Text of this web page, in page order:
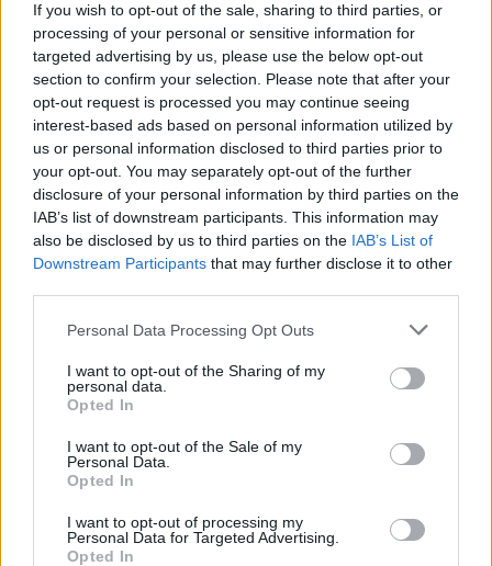
If you wish to opt-out of the sale, sharing to third parties, or
processing of your personal or sensitive information for
targeted advertising by us, please use the below opt-out
section to confirm your selection. Please note that after your
opt-out request is processed you may continue seeing
interest-based ads based on personal information utilized by
us or personal information disclosed to third parties prior to
your opt-out. You may separately opt-out of the further
disclosure of your personal information by third parties on the
IAB’s list of downstream participants. This information may
also be disclosed by us to third parties on the IAB’s List of
Downstream Participants that may further disclose it to other
Personal Data Processing Opt Outs
I want to opt-out of the Sharing of my
personal data.
Opted In
I want to opt-out of the Sale of my
Personal Data.
Opted In
I want to opt-out of processing my
Personal Data for Targeted Advertising.
Opted In
andrebbe immediatamente aggiunto nel
dizionario della lingua italiana tra gli esempi
della parola paradosso.